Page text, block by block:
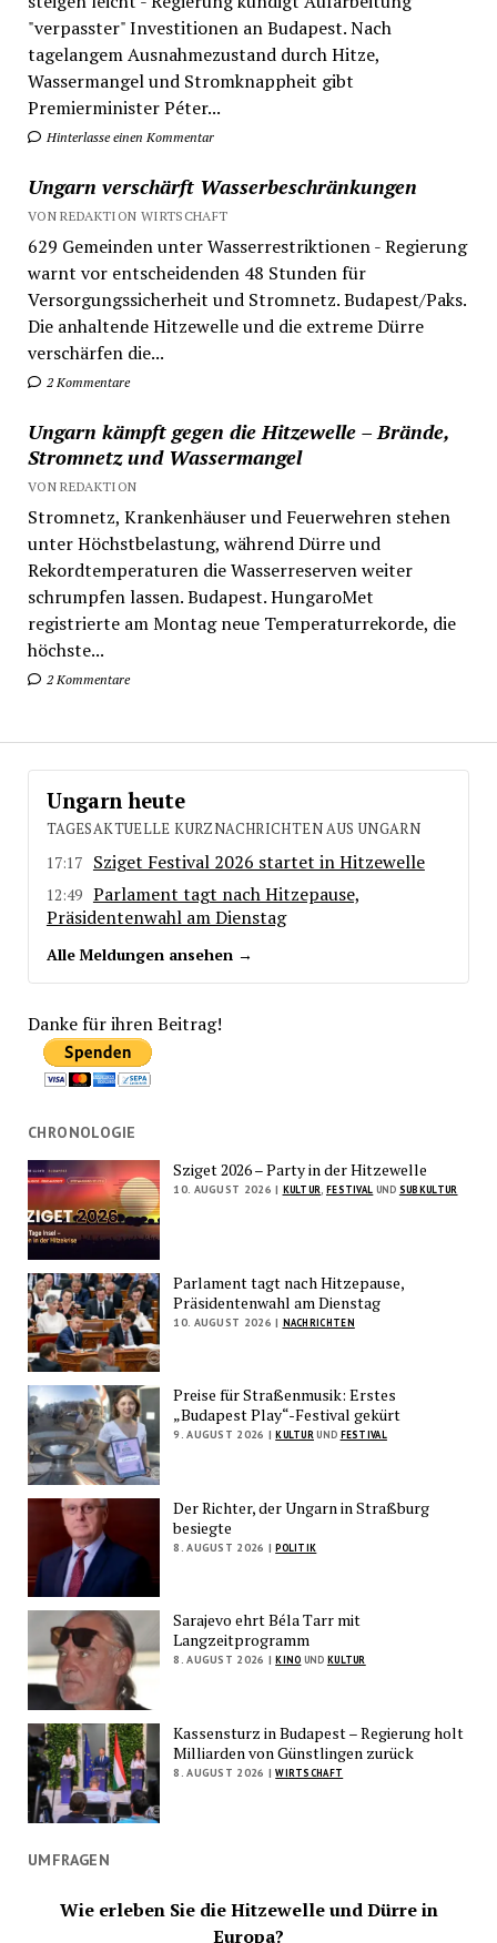
"verpasster" Investitionen an Budapest. Nach
tagelangem Ausnahmezustand durch Hitze,
Wassermangel und Stromknappheit gibt
Premierminister Péter...
Hinterlasse einen Kommentar
Ungarn verschärft Wasserbeschränkungen
VON REDAKTION WIRTSCHAFT
629 Gemeinden unter Wasserrestriktionen - Regierung
warnt vor entscheidenden 48 Stunden für
Versorgungssicherheit und Stromnetz. Budapest/Paks.
Die anhaltende Hitzewelle und die extreme Dürre
verschärfen die...
2 Kommentare
Ungarn kämpft gegen die Hitzewelle – Brände,
Stromnetz und Wassermangel
VON REDAKTION
Stromnetz, Krankenhäuser und Feuerwehren stehen
unter Höchstbelastung, während Dürre und
Rekordtemperaturen die Wasserreserven weiter
schrumpfen lassen. Budapest. HungaroMet
registrierte am Montag neue Temperaturrekorde, die
höchste...
2 Kommentare
Ungarn heute
TAGESAKTUELLE KURZNACHRICHTEN AUS UNGARN
17:17 Sziget Festival 2026 startet in Hitzewelle
12:49 Parlament tagt nach Hitzepause,
Präsidentenwahl am Dienstag
Alle Meldungen ansehen →
Danke für ihren Beitrag!
CHRONOLOGIE
Sziget 2026 – Party in der Hitzewelle
10. AUGUST 2026 | KULTUR FESTIVAL UND SUBKULTUR
Parlament tagt nach Hitzepause,
Präsidentenwahl am Dienstag
10. AUGUST 2026 | NACHRICHTEN
Preise für Straßenmusik: Erstes
„Budapest Play“-Festival gekürt
9. AUGUST 2026 | KULTURUND FESTIVAL
Der Richter, der Ungarn in Straßburg
besiegte
8. AUGUST 2026 | POLITIK
Sarajevo ehrt Béla Tarr mit
Langzeitprogramm
8. AUGUST 2026 | KINO UND KULTUR
Kassensturz in Budapest – Regierung holt
Milliarden von Günstlingen zurück
8. AUGUST 2026 | WIRTSCHAFT
UMFRAGEN
Wie erleben Sie die Hitzewelle und Dürre in
Europa?